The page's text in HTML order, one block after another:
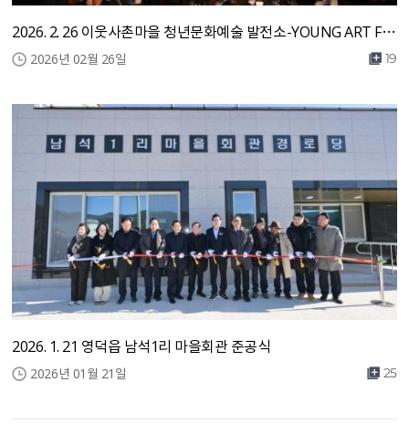
2026. 2. 26 이웃사촌마을 청년문화예술 발전소-YOUNG ART FESTA
2026년 02월 26일 19
2026. 1. 21 영덕읍 남석1리 마을회관 준공식
2026년 01월 21일 25